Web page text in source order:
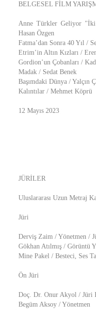
BELGESEL FİLM
Anne Türkler Geliyor "İki
Hasan Özgen
Fatma’dan Sonra 40 Yıl /
Etrim’in Altın Kızları /
Gordion’un Çobanları /
Madak / Sedat Benek
Başımdaki Dünya / Yalçın
Kalıntılar / Mehmet Köprü
12 Mayıs 2023
JÜRİLER
Uluslararası Uzun Metraj
Jüri
Derviş Zaim / Yönetmen /
Gökhan Atılmış / Görüntü
Mine Pakel / Besteci, Ses
Ön Jüri
Doç. Dr. Onur Akyol / Jüri
Begüm Aksoy / Yönetmen